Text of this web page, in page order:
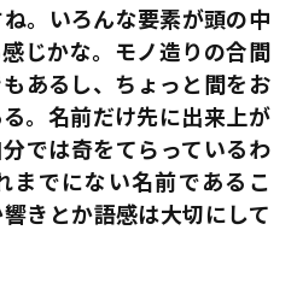
ね。いろんな要素が頭の中
じかな。モノ造りの合間
あるし、ちょっと間をお
。名前だけ先に出来上が
では奇をてらっているわ
までにない名前であるこ
きとか語感は大切にして